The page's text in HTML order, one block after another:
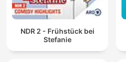
NDR 2 - Frühstück bei
Stefanie